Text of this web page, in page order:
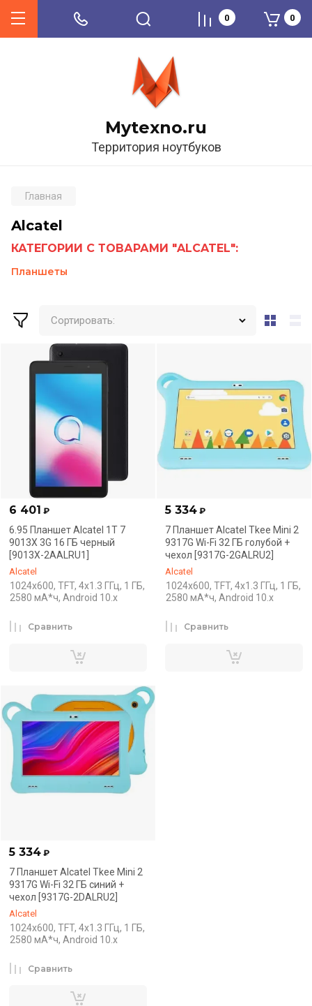
Mytexno.ru
Территория ноутбуков
0 0
Главная
Alcatel
КАТЕГОРИИ С ТОВАРАМИ "ALCATEL":
Планшеты
Сортировать:
6 401 ₽
6.95 Планшет Alcatel 1T 7
9013X 3G 16 ГБ черный
[9013X-2AALRU1]
Alcatel
1024x600, TFT, 4x1.3 ГГц, 1 ГБ,
2580 мА*ч, Android 10.x
Сравнить
5 334 ₽
7 Планшет Alcatel Tkee Mini 2
9317G Wi-Fi 32 ГБ голубой +
чехол [9317G-2GALRU2]
Alcatel
1024x600, TFT, 4x1.3 ГГц, 1 ГБ,
2580 мА*ч, Android 10.x
Сравнить
5 334 ₽
7 Планшет Alcatel Tkee Mini 2
9317G Wi-Fi 32 ГБ синий +
чехол [9317G-2DALRU2]
Alcatel
1024x600, TFT, 4x1.3 ГГц, 1 ГБ,
2580 мА*ч, Android 10.x
Сравнить